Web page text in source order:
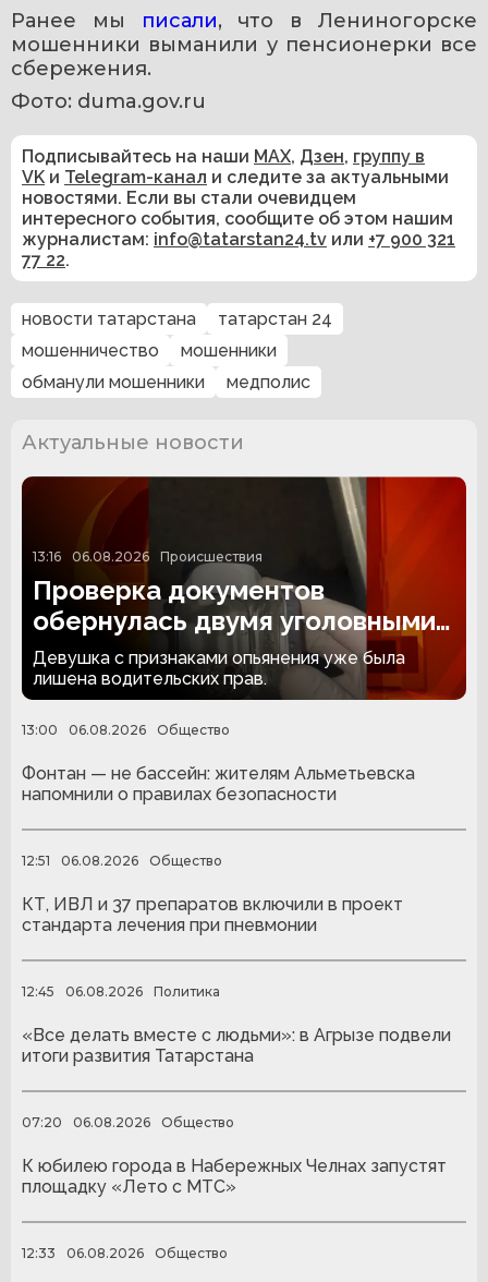
Ранее мы
писали, что в Лениногорске
мошенники выманили у пенсионерки все
сбережения.
Фото: duma.gov.ru
Подписывайтесь на наши MAX, Дзен, группу в
VK и Telegram-канал и следите за актуальными
новостями. Если вы стали очевидцем
интересного события, сообщите об этом нашим
журналистам: info@tatarstan24.tv или +7 900 321
77 22.
новости татарстана
татарстан 24
мошенничество
мошенники
обманули мошенники
медполис
Актуальные новости
13:16 06.08.2026 Происшествия
Проверка документов
обернулась двумя уголовными
делами в Казани
Девушка с признаками опьянения уже была
лишена водительских прав.
13:00 06.08.2026 Общество
Фонтан — не бассейн: жителям Альметьевска
напомнили о правилах безопасности
12:51 06.08.2026 Общество
КТ, ИВЛ и 37 препаратов включили в проект
стандарта лечения при пневмонии
12:45 06.08.2026 Политика
«Все делать вместе с людьми»: в Агрызе подвели
итоги развития Татарстана
07:20 06.08.2026 Общество
К юбилею города в Набережных Челнах запустят
площадку «Лето с МТС»
12:33 06.08.2026 Общество